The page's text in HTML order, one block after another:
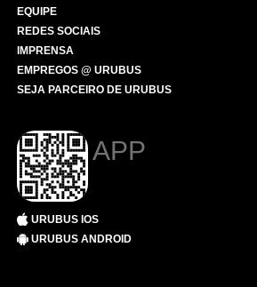
EQUIPE
REDES SOCIAIS
IMPRENSA
EMPREGOS @ URUBUS
SEJA PARCEIRO DE URUBUS
APP
URUBUS IOS
URUBUS ANDROID